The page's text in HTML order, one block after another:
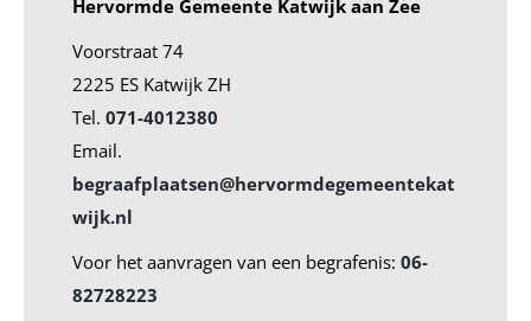
Hervormde Gemeente Katwijk aan Zee
Voorstraat 74
2225 ES Katwijk ZH
Tel. 071-4012380
Email.
begraafplaatsen@hervormdegemeentekat
wijk.nl
Voor het aanvragen van een begrafenis: 06-
82728223